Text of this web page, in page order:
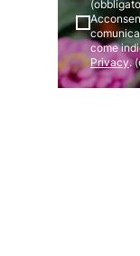
come
Privacy.